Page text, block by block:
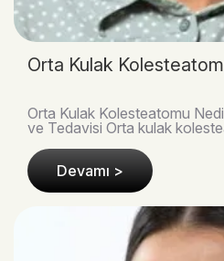
Orta Kulak
Orta Kulak Kolesteatomu
ve Tedavisi Orta kulak
Devamı >